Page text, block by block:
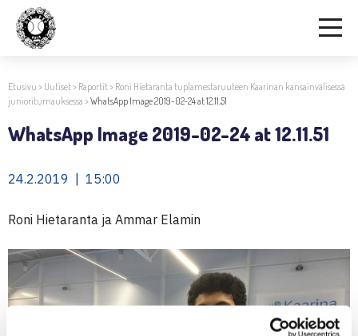
Etusivu > Uutiset> Raportit> Roni Hietaranta tuplamestaruuteen Kaarinan kansainvälisessä
junioriturnauksessa >WhatsApp Image 2019-02-24 at 12.11.51
WhatsApp Image 2019-02-24 at 12.11.51
24.2.2019 | 15:00
Roni Hietaranta ja Ammar Elamin